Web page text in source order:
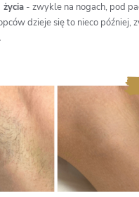
- zwykle na nogach, pod
dzieje się to nieco później,